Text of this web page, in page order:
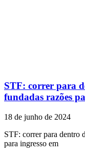
STF: correr para
fundadas razões
18 de junho de 2024
STF: correr para dentro
para ingresso em